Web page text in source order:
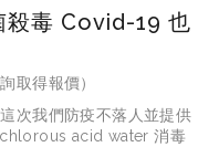
殺毒 Covid-19 也
取得報價）
次我們防疫不落人並提供
acid water 消毒